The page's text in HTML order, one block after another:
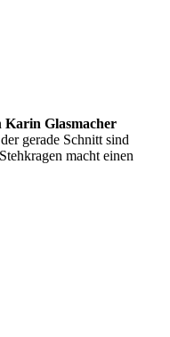
Karin Glasmacher
gerade Schnitt sind
macht einen